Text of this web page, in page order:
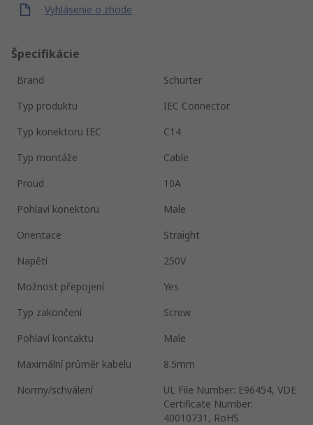
Vyhlásenie o zhode
Špecifikácie
Brand
Schurter
Typ produktu
IEC Connector
Typ konektoru IEC
C14
Typ montáže
Cable
Proud
10A
Pohlaví konektoru
Male
Orientace
Straight
Napětí
250V
Možnost přepojení
Yes
Typ zakončení
Screw
Pohlaví kontaktu
Male
Maximální průměr kabelu
8.5mm
Normy/schválení
UL File Number: E96454, VDE
Certificate Number:
40010731, RoHS